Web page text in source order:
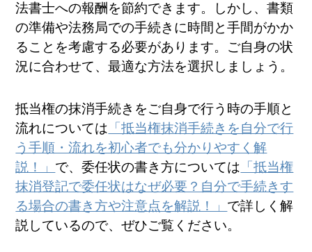
法書士への報酬を節約できます。しかし、書類
の準備や法務局での手続きに時間と手間がかか
ることを考慮する必要があります。ご自身の状
況に合わせて、最適な方法を選択しましょう。
抵当権の抹消手続きをご自身で行う時の手順と
流れについては 「抵当権抹消手続きを自分で行
う手順・流れを初心者でも分かりやすく解
説！」 で、委任状の書き方については 「抵当権
抹消登記で委任状はなぜ必要？自分で手続きす
る場合の書き方や注意点を解説！」 で詳しく解
説しているので、ぜひご覧ください。